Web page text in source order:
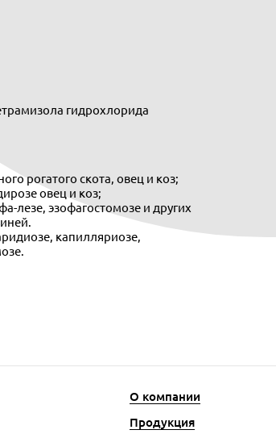
гидрохлорида
рогатого скота, овец и коз;
овец и коз;
лезе, эзофагостомозе и других
капилляриозе,
О компании
Продукция